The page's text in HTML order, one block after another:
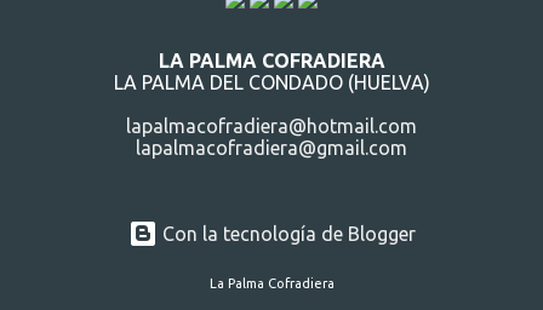
LA PALMA COFRADIERA
LA PALMA DEL CONDADO (HUELVA)
lapalmacofradiera@hotmail.com
lapalmacofradiera@gmail.com
Con la tecnología de Blogger
La Palma Cofradiera